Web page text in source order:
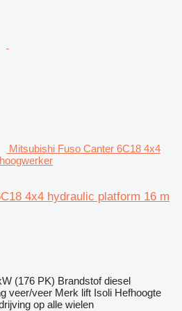
Mitsubishi Fuso Canter 6C18 4x4
4x4 hydraulic platform 16 m
(176 PK) Brandstof diesel
veer/veer Merk lift Isoli Hefhoogte
op alle wielen